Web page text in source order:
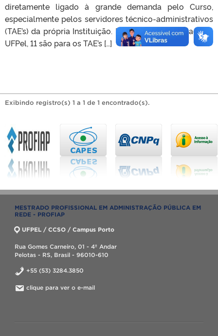
diretamente ligado à grande demanda pelo Curso,
especialmente pelos servidores técnico-administrativos
(TAE’s) da própria Instituição. Das 15 vagas destinadas à
UFPel, 11 são para os TAE’s […]
Exibindo registro(s) 1 a 1 de 1 encontrado(s).
MESTRADO PROFISSIONAL EM ADMINISTRAÇÃO PÚBLICA EM
REDE - PROFIAP
UFPEL / CCSO / Campus Porto
Rua Gomes Carneiro, 01 - 4º Andar
Pelotas - RS, Brasil - 96010-610
+55 (53) 3284.3850
clique para ver o e-mail